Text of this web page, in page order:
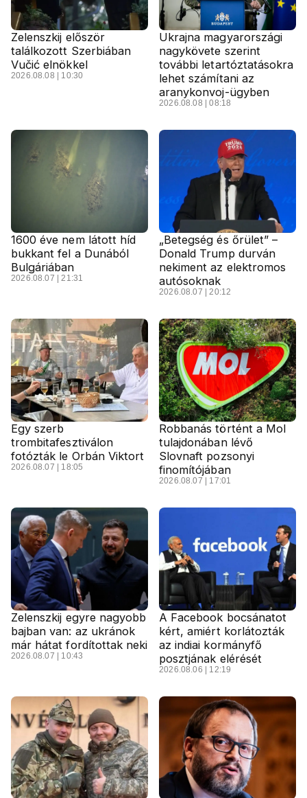
Zelenszkij először
találkozott Szerbiában
Vučić elnökkel
2026.08.08 | 10:30
Ukrajna magyarországi
nagykövete szerint
további letartóztatásokra
lehet számítani az
aranykonvoj-ügyben
2026.08.08 | 08:18
1600 éve nem látott híd
bukkant fel a Dunából
Bulgáriában
2026.08.07 | 21:31
„Betegség és őrület” –
Donald Trump durván
nekiment az elektromos
autósoknak
2026.08.07 | 20:12
Egy szerb
trombitafesztiválon
fotózták le Orbán Viktort
2026.08.07 | 18:05
Robbanás történt a Mol
tulajdonában lévő
Slovnaft pozsonyi
finomítójában
2026.08.07 | 17:01
Zelenszkij egyre nagyobb
bajban van: az ukránok
már hátat fordítottak neki
2026.08.07 | 10:43
A Facebook bocsánatot
kért, amiért korlátozták
az indiai kormányfő
posztjának elérését
2026.08.06 | 12:19